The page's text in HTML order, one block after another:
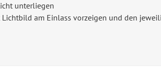
unterliegen
am Einlass vorzeigen und den